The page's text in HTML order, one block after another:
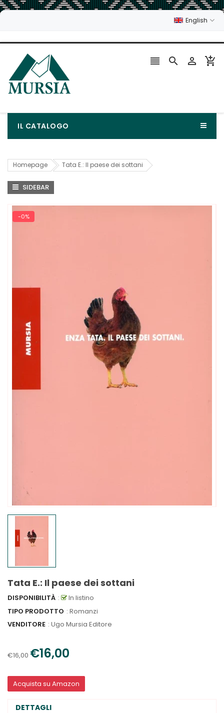
English
   
IL CATALOGO
Homepage Tata E.: Il paese dei sottani
SIDEBAR
-0%
Tata E.: Il paese dei sottani
DISPONIBILITÀ :
In listino
TIPO PRODOTTO : Romanzi
VENDITORE : Ugo Mursia Editore
€16,00 €16,00
Acquista su Amazon
DETTAGLI